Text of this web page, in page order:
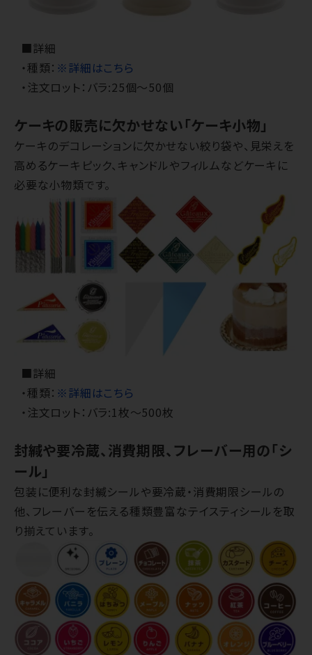
■詳細
・種類： ※詳細はこちら
・注文ロット：バラ:25個～50個
ケーキの販売に欠かせない「ケーキ小物」
ケーキのデコレーションに欠かせない絞り袋や、見栄えを
高めるケーキピック、キャンドルやフィルムなどケーキに
必要な小物類です。
■詳細
・種類： ※詳細はこちら
・注文ロット：バラ:1枚～500枚
封緘や要冷蔵、消費期限、フレーバー用の「シ
ール」
包装に便利な封緘シールや要冷蔵・消費期限シールの
他、フレーバーを伝える種類豊富なテイスティシールを取
り揃えています。